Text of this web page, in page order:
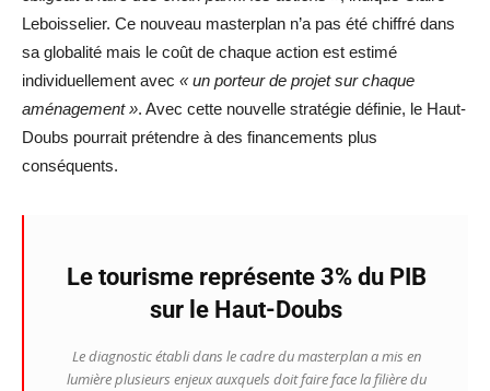
Leboisselier. Ce nouveau masterplan n’a pas été chiffré dans
sa globalité mais le coût de chaque action est estimé
individuellement avec « un porteur de projet sur chaque
aménagement ». Avec cette nouvelle stratégie définie, le Haut-
Doubs pourrait prétendre à des financements plus
conséquents.
Le tourisme représente 3% du PIB
sur le Haut-Doubs
Le diagnostic établi dans le cadre du masterplan a mis en
lumière plusieurs enjeux auxquels doit faire face la filière du